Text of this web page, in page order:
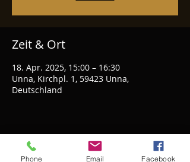
Zeit & Ort
18. Apr. 2025, 15:00 – 16:30
Unna, Kirchpl. 1, 59423 Unna,
Deutschland
Diese Veranstaltung teilen
Phone Email Facebook